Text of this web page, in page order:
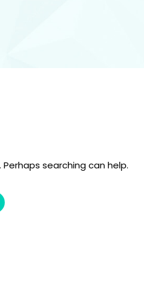
searching can help.